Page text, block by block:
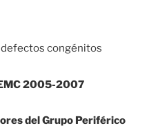
congénitos
2005-2007
del Grupo Periférico